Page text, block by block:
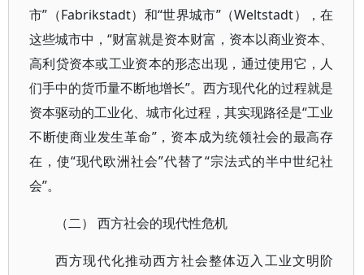
市”（Fabrikstadt）和“世界城市”（Weltstadt），在
这些城市中，“财富就是资本财富，资本以商业资本、
高利贷资本或工业资本的形态出现，通过使用它，人
们手中的货币量不断地增长”。西方现代化的过程就是
资本驱动的工业化、城市化过程，其实现路径是“工业
不断使商业发生革命”，资本成为统领社会的最高存
在，使“现代欧洲社会”代替了“宗法式的半中世纪社
会”。
（二） 西方社会的现代性危机
西方现代化推动西方社会整体迈入工业文明阶